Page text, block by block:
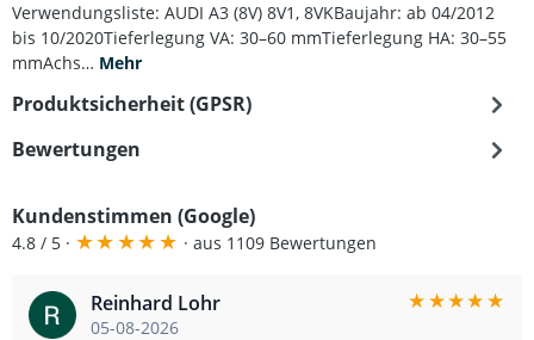
Verwendungsliste: AUDI A3 (8V) 8V1, 8VKBaujahr: ab 04/2012
bis 10/2020Tieferlegung VA: 30–60 mmTieferlegung HA: 30–55
mmAchs… Mehr
Produktsicherheit (GPSR)
Bewertungen
Kundenstimmen (Google)
4.8 / 5 · ★★★★★ · aus 1109 Bewertungen
Reinhard Lohr
05-08-2026
★★★★★